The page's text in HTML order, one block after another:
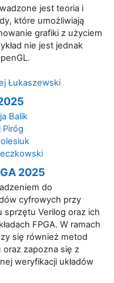
jest teoria i
które umożliwiają
grafiki z użyciem
nie jest jednak
Łukaszewski
Balik
Piróg
2025
do
cyfrowych przy
sprzętu Verilog oraz ich
FPGA. W ramach
się również metod
zapozna się z
weryfikacji układów